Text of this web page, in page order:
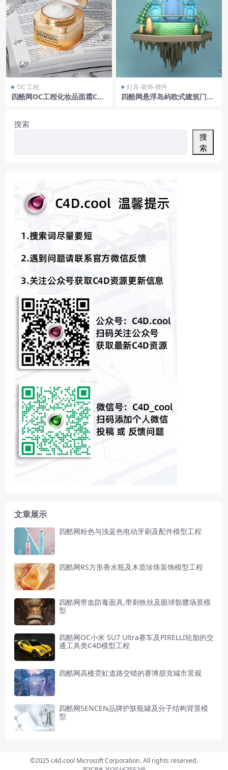
OC 工程
四酷网OC工程化妆品面霜C4D
灯具-装饰-摆件
四酷网悬浮岛屿欧式建筑门奇
搜索
搜
索
文章展示
四酷网粉色与浅蓝色电动牙刷及配件模型工程
四酷网RS方形香水瓶及木质珍珠装饰模型工程
四酷网带血防毒面具,带刺铁丝及眼球骷髅场景模
型
四酷网OC小米 SU7 Ultra赛车及PIRELLI轮胎的交
通工具类C4D模型工程
四酷网高楼霓虹道路交错的赛博朋克城市景观
四酷网SENCEN品牌护肤瓶罐及分子结构背景模
型
©2025 c4d.cool Microsoft Corporation. All rights reserved.